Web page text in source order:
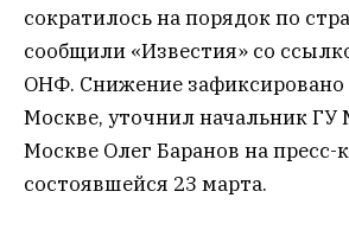
сократилось на порядок по
сообщили «Известия» со
ОНФ. Снижение зафиксировано
Москве, уточнил начальник ГУ
Москве Олег Баранов на пресс-
состоявшейся 23 марта.